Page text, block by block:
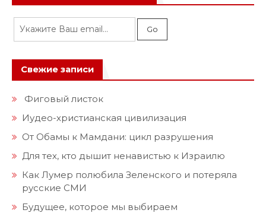
Свежие записи
Фиговый листок
Иудео-христианская цивилизация
От Обамы к Мамдани: цикл разрушения
Для тех, кто дышит ненавистью к Израилю
Как Лумер полюбила Зеленского и потеряла
русские СМИ
Будущее, которое мы выбираем